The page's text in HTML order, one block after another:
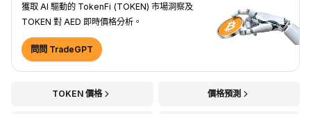
獲取 AI 驅動的 TokenFi (TOKEN) 市場洞察及
TOKEN 對 AED 即時價格分析。
問問 TradeGPT
TOKEN 價格 價格預測